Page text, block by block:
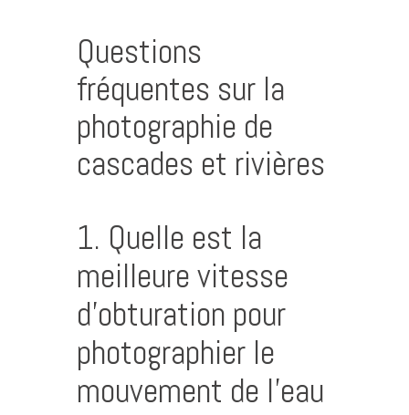
Questions
fréquentes sur la
photographie de
cascades et rivières
1. Quelle est la
meilleure vitesse
d’obturation pour
photographier le
mouvement de l’eau